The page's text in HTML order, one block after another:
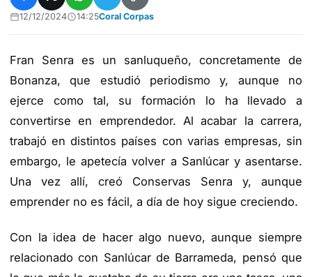
12/12/2024 14:25Coral Corpas
Fran Senra es un sanluqueño, concretamente de
Bonanza, que estudió periodismo y, aunque no
ejerce como tal, su formación lo ha llevado a
convertirse en emprendedor. Al acabar la carrera,
trabajó en distintos países con varias empresas, sin
embargo, le apetecía volver a Sanlúcar y asentarse.
Una vez allí, creó Conservas Senra y, aunque
emprender no es fácil, a día de hoy sigue creciendo.
Con la idea de hacer algo nuevo, aunque siempre
relacionado con Sanlúcar de Barrameda, pensó que